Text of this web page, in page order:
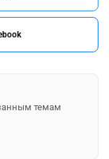
темам